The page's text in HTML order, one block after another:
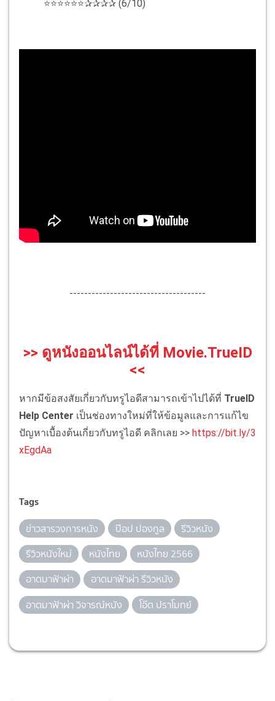
⭐⭐⭐⭐⭐⭐✰✰✰✰ (6/10)
-------------------------------------
>> ดูหนังออนไลน์ได้ที่ Movie.TrueID
<<
หากมีข้อสงสัยเกี่ยวกับทรูไอดีสามารถเข้าไปได้ที่ TrueID
Help Center เป็นช่องทางใหม่ที่ให้ข้อมูลและการแก้ไข
ปัญหาเบื้องต้นเกี่ยวกับทรูไอดี คลิกเลย >> https://bit.ly/3
xEgdAa
Tags
ข่าวสารวงการหนัง ป๊อป ปองกูล
รีวิวหนัง
รีวิวหนังใหม่
หนังไทย
หนังไทย 2566
อาตมาฟ้าผ่า
อาตมาฟ้าผ่า รีวิวหนัง
อาตมาฟ้าผ่า วิจารณ์หนัง
โอ๊ต ปราโมทย์